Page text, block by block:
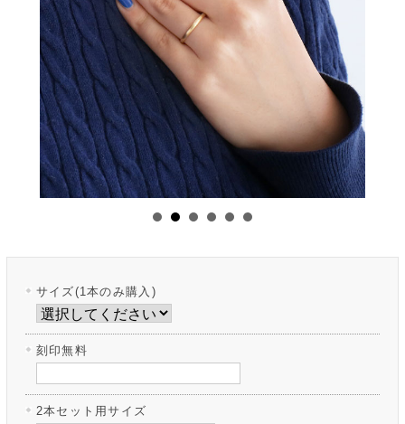
サイズ(1本のみ購入)
刻印無料
2本セット用サイズ